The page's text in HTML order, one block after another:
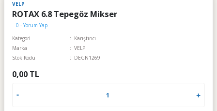
VELP
ROTAX 6.8 Tepegöz Mikser
0 - Yorum Yap
Kategori
Karıştırıcı
Marka
VELP
Stok Kodu
DEGN1269
0,00 TL